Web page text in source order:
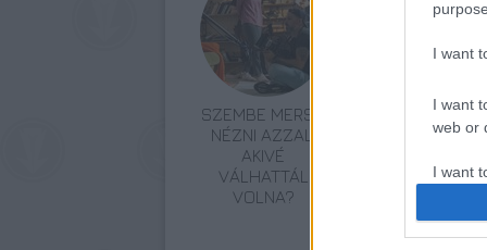
I want
I want
web or
I want
I want
SZEMBE MERSZ
NÉZNI AZZAL,
AKIVÉ
VÁLHATTÁL
VOLNA?
ERŐK ÉS
TITKOK: ITT A
A GONOSZ
NYOMÁBAN